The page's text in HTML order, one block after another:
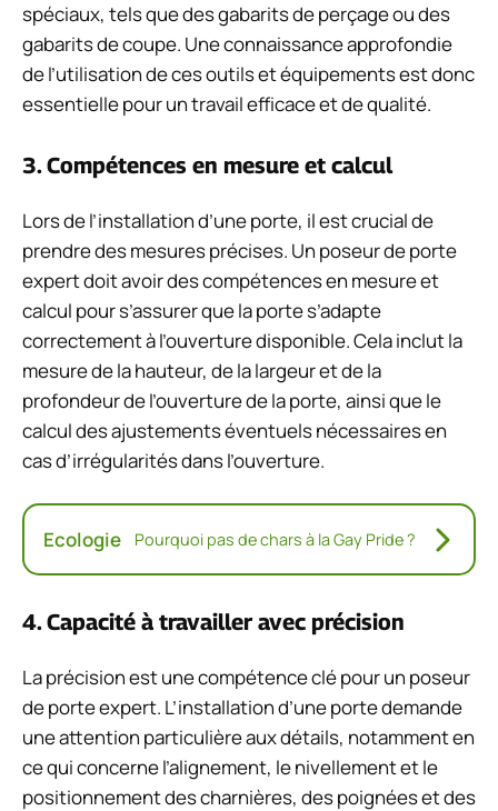
spéciaux, tels que des gabarits de perçage ou des
gabarits de coupe. Une connaissance approfondie
de l’utilisation de ces outils et équipements est donc
essentielle pour un travail efficace et de qualité.
3. Compétences en mesure et calcul
Lors de l’installation d’une porte, il est crucial de
prendre des mesures précises. Un poseur de porte
expert doit avoir des compétences en mesure et
calcul pour s’assurer que la porte s’adapte
correctement à l’ouverture disponible. Cela inclut la
mesure de la hauteur, de la largeur et de la
profondeur de l’ouverture de la porte, ainsi que le
calcul des ajustements éventuels nécessaires en
cas d’irrégularités dans l’ouverture.
Ecologie Pourquoi pas de chars à la Gay Pride ?
4. Capacité à travailler avec précision
La précision est une compétence clé pour un poseur
de porte expert. L’installation d’une porte demande
une attention particulière aux détails, notamment en
ce qui concerne l’alignement, le nivellement et le
positionnement des charnières, des poignées et des